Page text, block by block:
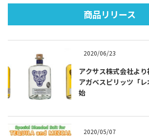
Tequila Journal SNS 在日メキ
商品リリース
2020/06/23
アクサス株式会社よ
アガベスピリッツ「
始
2020/05/07